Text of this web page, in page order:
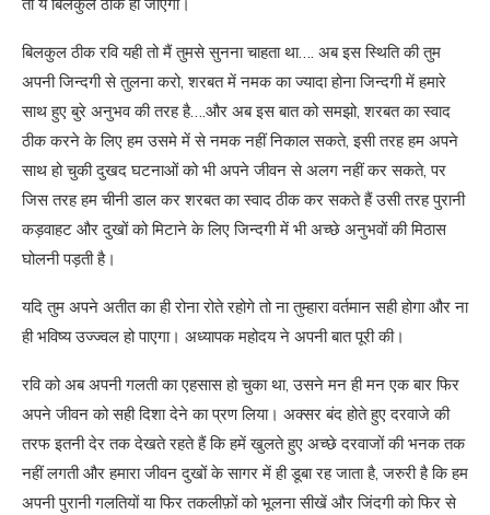
तो ये बिलकुल ठीक हो जाएगा।
बिलकुल ठीक रवि यही तो मैं तुमसे सुनना चाहता था…. अब इस स्थिति की तुम
अपनी जिन्दगी से तुलना करो, शरबत में नमक का ज्यादा होना जिन्दगी में हमारे
साथ हुए बुरे अनुभव की तरह है….और अब इस बात को समझो, शरबत का स्वाद
ठीक करने के लिए हम उसमे में से नमक नहीं निकाल सकते, इसी तरह हम अपने
साथ हो चुकी दुखद घटनाओं को भी अपने जीवन से अलग नहीं कर सकते, पर
जिस तरह हम चीनी डाल कर शरबत का स्वाद ठीक कर सकते हैं उसी तरह पुरानी
कड़वाहट और दुखों को मिटाने के लिए जिन्दगी में भी अच्छे अनुभवों की मिठास
घोलनी पड़ती है।
यदि तुम अपने अतीत का ही रोना रोते रहोगे तो ना तुम्हारा वर्तमान सही होगा और ना
ही भविष्य उज्ज्वल हो पाएगा। अध्यापक महोदय ने अपनी बात पूरी की।
रवि को अब अपनी गलती का एहसास हो चुका था, उसने मन ही मन एक बार फिर
अपने जीवन को सही दिशा देने का प्रण लिया। अक्सर बंद होते हुए दरवाजे की
तरफ इतनी देर तक देखते रहते हैं कि हमें खुलते हुए अच्छे दरवाजों की भनक तक
नहीं लगती और हमारा जीवन दुखों के सागर में ही डूबा रह जाता है, जरुरी है कि हम
अपनी पुरानी गलतियों या फिर तकलीफ़ों को भूलना सीखें और जिंदगी को फिर से